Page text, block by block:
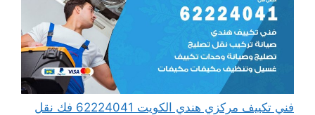
فني تكييف مركزي هندي الكويت 62224041 فك نقل